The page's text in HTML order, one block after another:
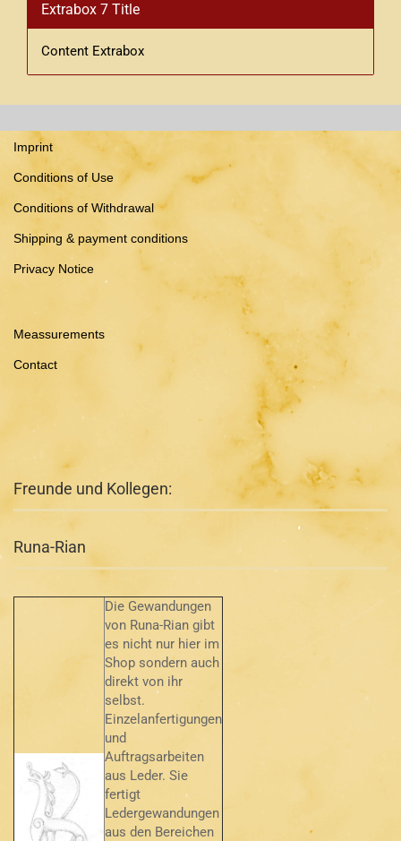
Extrabox 7 Title
Content Extrabox
Imprint
Conditions of Use
Conditions of Withdrawal
Shipping & payment conditions
Privacy Notice
Meassurements
Contact
Freunde und Kollegen:
Runa-Rian
Die Gewandungen
von Runa-Rian gibt
es nicht nur hier im
Shop sondern auch
direkt von ihr
selbst.
Einzelanfertigungen
und
Auftragsarbeiten
aus Leder. Sie
fertigt
Ledergewandungen
aus den Bereichen